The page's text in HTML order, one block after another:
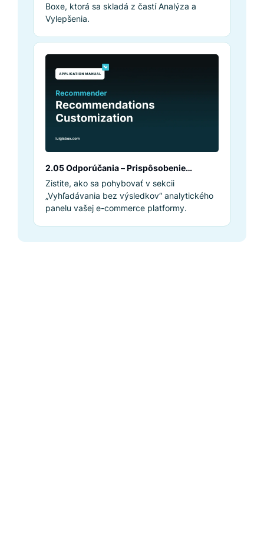
Boxe, ktorá sa skladá z častí Analýza a
Vylepšenia.
2.05 Odporúčania – Prispôsobenie
odporúčaní
Zistite, ako sa pohybovať v sekcii
„Vyhľadávania bez výsledkov“ analytického
panelu vašej e-commerce platformy.